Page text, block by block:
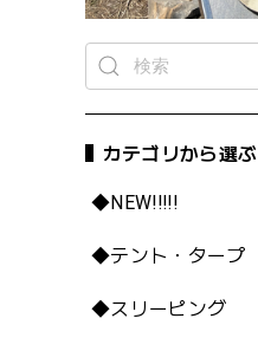
カテゴリから選ぶ
◆NEW!!!!!
◆テント・タープ
◆スリーピング